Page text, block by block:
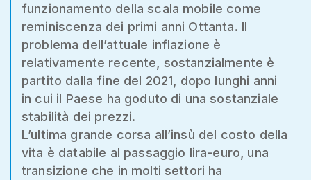
funzionamento della scala mobile come
reminiscenza dei primi anni Ottanta. Il
problema dell’attuale inflazione è
relativamente recente, sostanzialmente è
partito dalla fine del 2021, dopo lunghi anni
in cui il Paese ha goduto di una sostanziale
stabilità dei prezzi.
L’ultima grande corsa all’insù del costo della
vita è databile al passaggio lira-euro, una
transizione che in molti settori ha